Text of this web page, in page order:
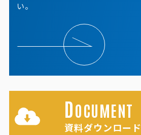
い。
DOCUMENT
資料ダウンロード